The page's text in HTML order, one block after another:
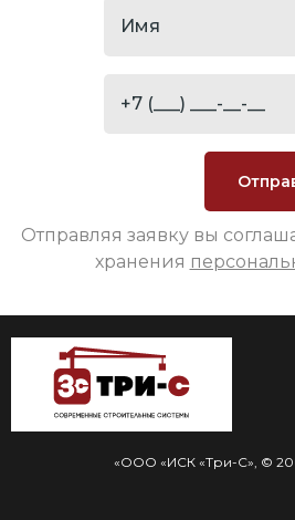
Отправляя заявку вы
хранения
«ООО «ИСК «Три-С», ©